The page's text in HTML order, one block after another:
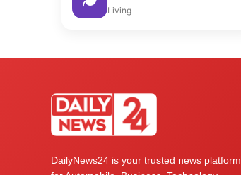
Living
DailyNews24 is your trusted news platform